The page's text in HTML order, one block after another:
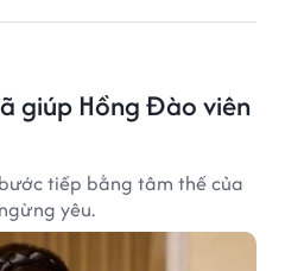
giúp Hồng Đào viên
tiếp bằng tâm thế của
yêu.